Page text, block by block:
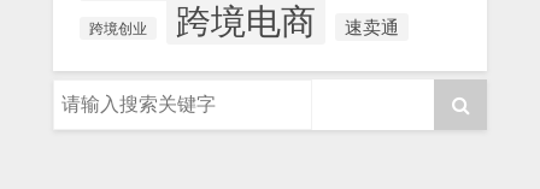
跨境创业 跨境电商 速卖通